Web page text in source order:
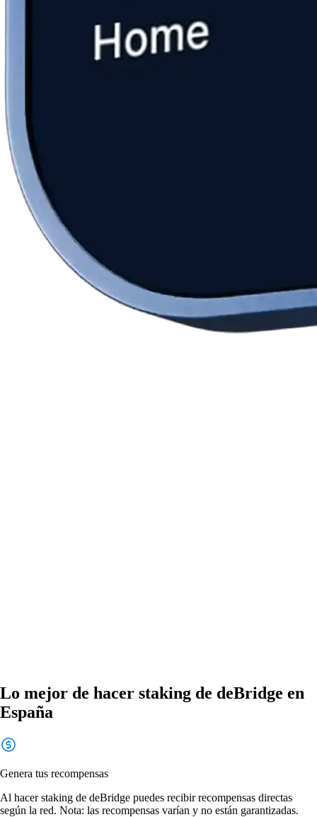
Lo mejor de hacer staking de deBridge en
España
Genera tus recompensas
Al hacer staking de deBridge puedes recibir recompensas directas
según la red. Nota: las recompensas varían y no están garantizadas.